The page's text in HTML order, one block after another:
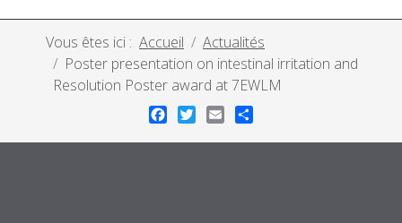
Vous êtes ici : Accueil
Actualités
Poster presentation on intestinal irritation and
Resolution Poster award at 7EWLM